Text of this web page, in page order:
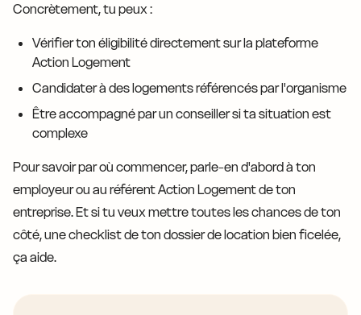
Concrètement, tu peux :
Vérifier ton éligibilité directement sur la plateforme
Action Logement
Candidater à des logements référencés par l'organisme
Être accompagné par un conseiller si ta situation est
complexe
Pour savoir par où commencer, parle-en d'abord à ton
employeur ou au référent Action Logement de ton
entreprise. Et si tu veux mettre toutes les chances de ton
côté, une checklist de ton dossier de location bien ficelée,
ça aide.